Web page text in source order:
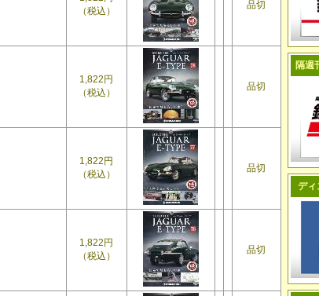
（税込）
品切
1,822円
（税込）
品切
1,822円
（税込）
品切
1,822円
（税込）
品切
隔週
ディ